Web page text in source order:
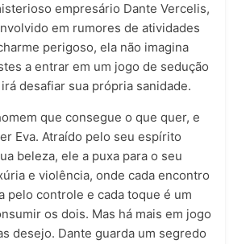
empresário Dante Vercelis,
em rumores de atividades
perigoso, ela não imagina
a entrar em um jogo de sedução
desafiar sua própria sanidade.
que consegue o que quer, e
Eva. Atraído pelo seu espírito
beleza, ele a puxa para o seu
e violência, onde cada encontro
pelo controle e cada toque é um
os dois. Mas há mais em jogo
desejo. Dante guarda um segredo